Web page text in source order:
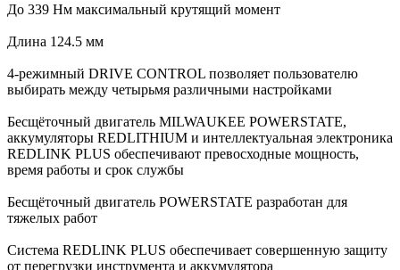
До 339 Нм максимальный крутящий момент
Длина 124.5 мм
4-режимный DRIVE CONTROL позволяет пользователю
выбирать между четырьмя различными настройками
Бесщёточный двигатель MILWAUKEE POWERSTATE,
аккумуляторы REDLITHIUM и интеллектуальная электроника
REDLINK PLUS обеспечивают превосходные мощность,
время работы и срок службы
Бесщёточный двигатель POWERSTATE разработан для
тяжелых работ
Система REDLINK PLUS обеспечивает совершенную защиту
от перегрузки инструмента и аккумулятора